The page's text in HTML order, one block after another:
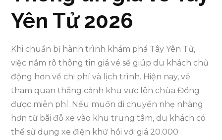
Yên Tử 2026
Khi chuẩn bị hành trình khám phá Tây Yên Tử,
việc nắm rõ thông tin giá vé sẽ giúp du khách chủ
động hơn về chi phí và lịch trình. Hiện nay, vé
tham quan thắng cảnh khu vực lên chùa Đồng
được miễn phí. Nếu muốn di chuyển nhẹ nhàng
hơn từ bãi đỗ xe vào khu trung tâm, du khách có
thể sử dụng xe điện khứ hồi với giá 20.000